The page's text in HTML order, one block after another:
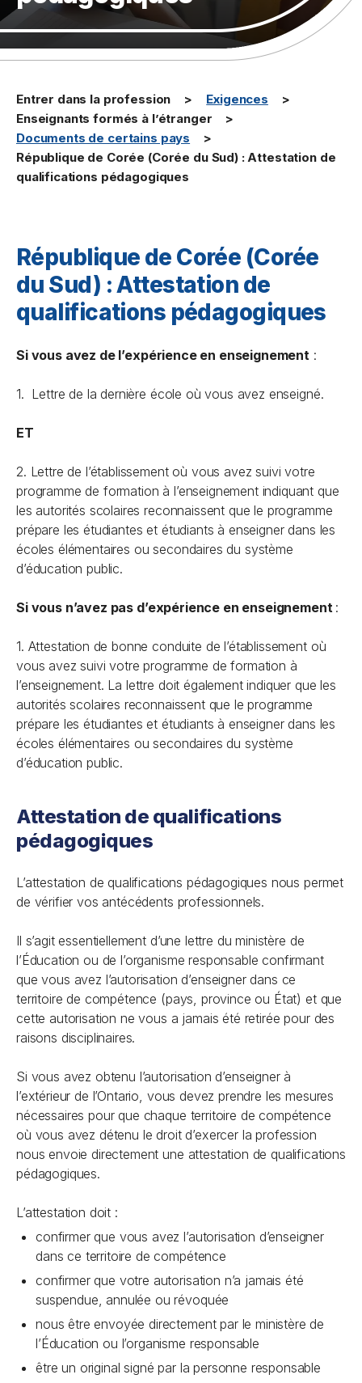
Entrer dans la profession
Exigences
Enseignants formés à l’étranger
Documents de certains pays
République de Corée (Corée du Sud) : Attestation de
qualifications pédagogiques
République de Corée (Corée
du Sud) : Attestation de
qualifications pédagogiques
Si vous avez de l’expérience en enseignement :
1. Lettre de la dernière école où vous avez enseigné.
ET
2. Lettre de l’établissement où vous avez suivi votre
programme de formation à l’enseignement indiquant que
les autorités scolaires reconnaissent que le programme
prépare les étudiantes et étudiants à enseigner dans les
écoles élémentaires ou secondaires du système
d’éducation public.
Si vous n’avez pas d’expérience en enseignement :
1. Attestation de bonne conduite de l’établissement où
vous avez suivi votre programme de formation à
l’enseignement. La lettre doit également indiquer que les
autorités scolaires reconnaissent que le programme
prépare les étudiantes et étudiants à enseigner dans les
écoles élémentaires ou secondaires du système
d’éducation public.
Attestation de qualifications
pédagogiques
L’attestation de qualifications pédagogiques nous permet
de vérifier vos antécédents professionnels.
Il s’agit essentiellement d’une lettre du ministère de
l’Éducation ou de l’organisme responsable confirmant
que vous avez l’autorisation d’enseigner dans ce
territoire de compétence (pays, province ou État) et que
cette autorisation ne vous a jamais été retirée pour des
raisons disciplinaires.
Si vous avez obtenu l’autorisation d’enseigner à
l’extérieur de l’Ontario, vous devez prendre les mesures
nécessaires pour que chaque territoire de compétence
où vous avez détenu le droit d’exercer la profession
nous envoie directement une attestation de qualifications
pédagogiques.
L’attestation doit :
confirmer que vous avez l’autorisation d’enseigner
dans ce territoire de compétence
confirmer que votre autorisation n’a jamais été
suspendue, annulée ou révoquée
nous être envoyée directement par le ministère de
l’Éducation ou l’organisme responsable
être un original signé par la personne responsable